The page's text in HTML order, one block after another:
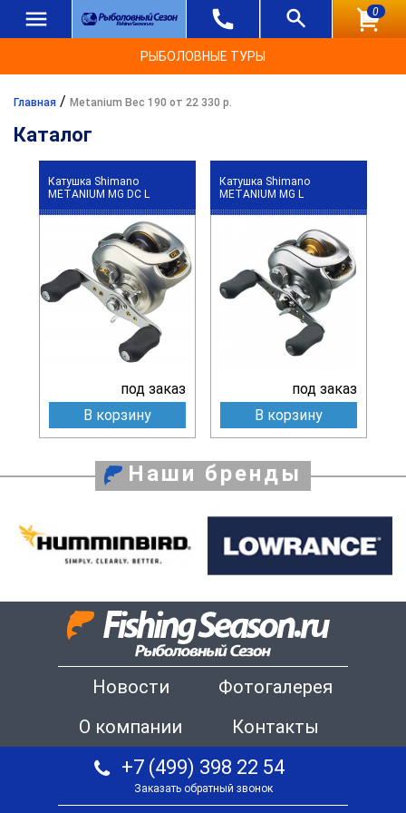
0
РЫБОЛОВНЫЕ ТУРЫ
Главная / Metanium Вес 190 от 22 330 р.
Каталог
Катушка Shimano
METANIUM MG DC L
под заказ
В корзину
Катушка Shimano
METANIUM MG L
под заказ
В корзину
Наши бренды
Новости
Фотогалерея
О компании
Контакты
+7 (499) 398 22 54
Заказать обратный звонок